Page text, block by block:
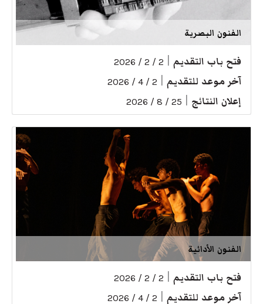
الفنون البصرية
فتح باب التقديم 2 / 2 / 2026
آخر موعد للتقديم 2 / 4 / 2026
إعلان النتائج 25 / 8 / 2026
الفنون الأدائية
فتح باب التقديم 2 / 2 / 2026
آخر موعد للتقديم 2 / 4 / 2026